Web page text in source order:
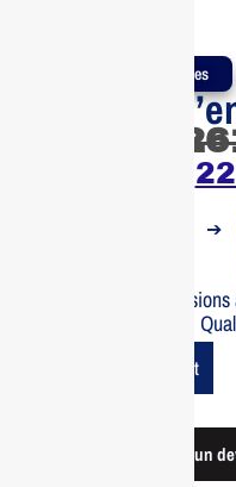
Produits Authentiques
Bouteille
➔
Optimisez vos
Epson 70ml pour l800.
Add To Cart
Demander un